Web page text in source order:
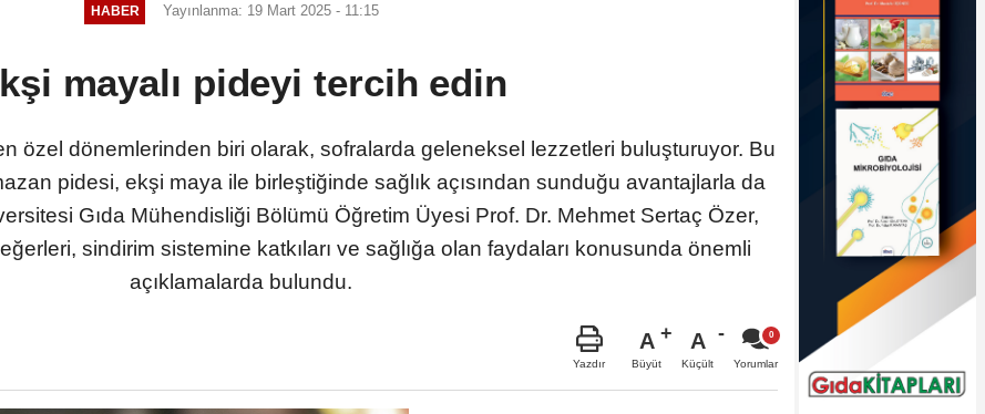
HABER Yayınlanma: 19 Mart 2025 - 11:15
mayalı pideyi tercih edin
özel dönemlerinden biri olarak, sofralarda geleneksel lezzetleri buluşturuyor. Bu
pidesi, ekşi maya ile birleştiğinde sağlık açısından sunduğu avantajlarla da
Gıda Mühendisliği Bölümü Öğretim Üyesi Prof. Dr. Mehmet Sertaç Özer,
sindirim sistemine katkıları ve sağlığa olan faydaları konusunda önemli
açıklamalarda bulundu.
Yazdır
A
Büyüt
A
Küçült Yorumlar